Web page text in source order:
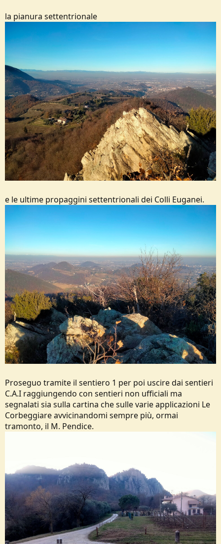
la pianura settentrionale
e le ultime propaggini settentrionali dei Colli Euganei.
Proseguo tramite il sentiero 1 per poi uscire dai sentieri
C.A.I raggiungendo con sentieri non ufficiali ma
segnalati sia sulla cartina che sulle varie applicazioni Le
Corbeggiare avvicinandomi sempre più, ormai
tramonto, il M. Pendice.